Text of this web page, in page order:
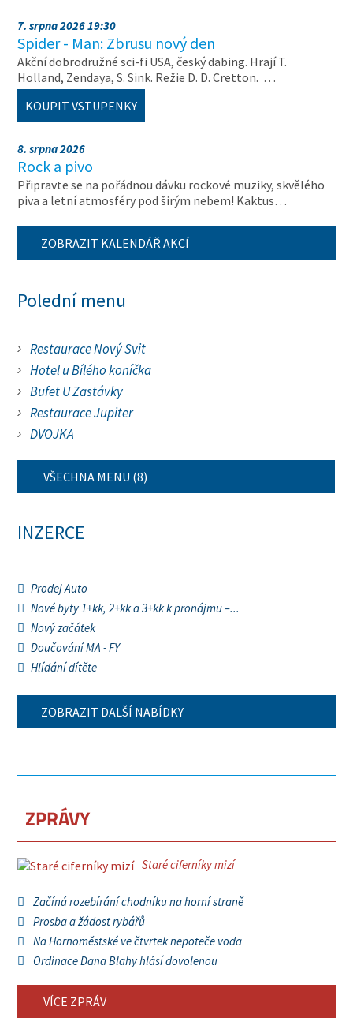
7. srpna 2026 19:30
Spider - Man: Zbrusu nový den
Akční dobrodružné sci-fi USA, český dabing. Hrají T.
Holland, Zendaya, S. Sink. Režie D. D. Cretton. …
KOUPIT VSTUPENKY
8. srpna 2026
Rock a pivo
Připravte se na pořádnou dávku rockové muziky, skvělého
piva a letní atmosféry pod širým nebem! Kaktus…
ZOBRAZIT KALENDÁŘ AKCÍ
Polední menu
Restaurace Nový Svit
Hotel u Bílého koníčka
Bufet U Zastávky
Restaurace Jupiter
DVOJKA
VŠECHNA MENU (8)
INZERCE
Prodej Auto
Nové byty 1+kk, 2+kk a 3+kk k pronájmu –...
Nový začátek
Doučování MA - FY
Hlídání dítěte
ZOBRAZIT DALŠÍ NABÍDKY
ZPRÁVY
Staré ciferníky mizí
Začíná rozebírání chodníku na horní straně
Prosba a žádost rybářů
Na Hornoměstské ve čtvrtek nepoteče voda
Ordinace Dana Blahy hlásí dovolenou
VÍCE ZPRÁV